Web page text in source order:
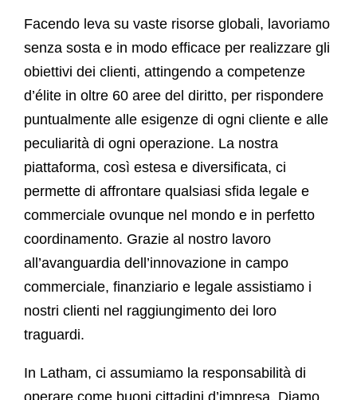
Facendo leva su vaste risorse globali, lavoriamo
senza sosta e in modo efficace per realizzare gli
obiettivi dei clienti, attingendo a competenze
d’élite in oltre 60 aree del diritto, per rispondere
puntualmente alle esigenze di ogni cliente e alle
peculiarità di ogni operazione. La nostra
piattaforma, così estesa e diversificata, ci
permette di affrontare qualsiasi sfida legale e
commerciale ovunque nel mondo e in perfetto
coordinamento. Grazie al nostro lavoro
all’avanguardia dell’innovazione in campo
commerciale, finanziario e legale assistiamo i
nostri clienti nel raggiungimento dei loro
traguardi.
In Latham, ci assumiamo la responsabilità di
operare come buoni cittadini d’impresa. Diamo